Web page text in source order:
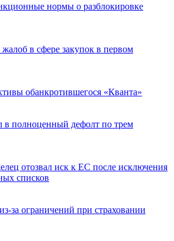
нормы о разблокировке
в сфере закупок в первом
обанкротившегося «Кванта»
в полноценный дефолт по трем
отозвал иск к ЕС после исключения
списков
за ограничений при страховании